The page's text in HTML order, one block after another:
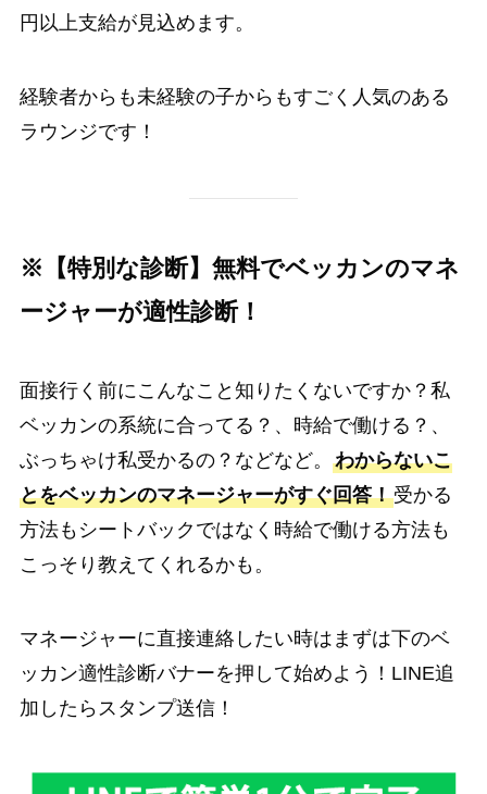
円以上支給が見込めます。
経験者からも未経験の子からもすごく人気のある
ラウンジです！
※【特別な診断】無料でベッカンのマネ
ージャーが適性診断！
面接行く前にこんなこと知りたくないですか？私
ベッカンの系統に合ってる？、時給で働ける？、
ぶっちゃけ私受かるの？などなど。 わからないこ
とをベッカンのマネージャーがすぐ回答！受かる
方法もシートバックではなく時給で働ける方法も
こっそり教えてくれるかも。
マネージャーに直接連絡したい時はまずは下のベ
ッカン適性診断バナーを押して始めよう！LINE追
加したらスタンプ送信！